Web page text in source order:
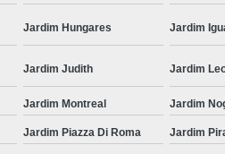
Jardim Hungares Jardim
Jardim Judith Jardim
Jardim Montreal Jardim
Jardim Piazza Di Roma Jardim